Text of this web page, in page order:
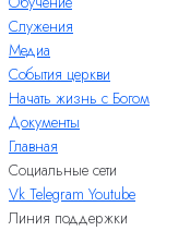
Служения
Медиа
События церкви
Начать жизнь с Богом
Документы
Главная
Социальные сети
Vk Telegram Youtube
Линия поддержки